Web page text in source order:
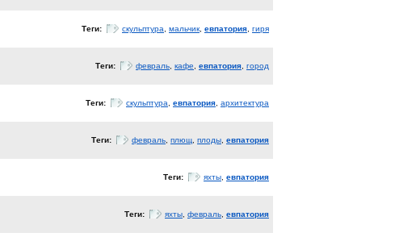
Теги: скульптура мальчик евпатория гиря
Теги: февраль кафе евпатория город
Теги: скульптура евпатория архитектура
Теги: февраль плющ плоды евпатория
Теги: яхты евпатория
Теги: яхты февраль евпатория